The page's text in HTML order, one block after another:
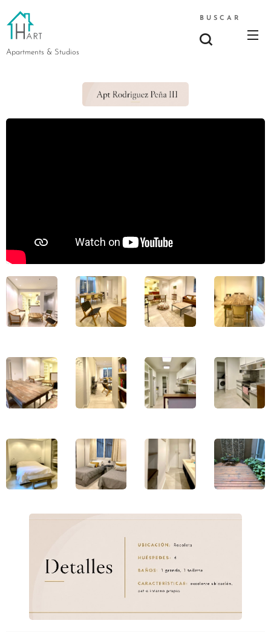
Apartments & Studios
BUSCAR